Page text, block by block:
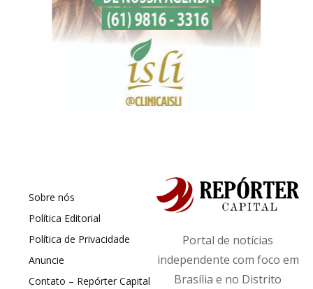
Sobre nós
Política Editorial
Política de Privacidade
Anuncie
Contato – Repórter Capital
Portal de notícias
independente com foco em
Brasília e no Distrito